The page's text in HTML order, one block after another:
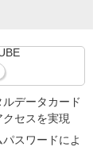
データカード
セスを実現
スワードによ